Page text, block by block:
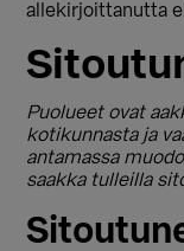
allekirjoittanutta
Puolueet ovat
kotikunnasta ja
antamassa
saakka tulleilla